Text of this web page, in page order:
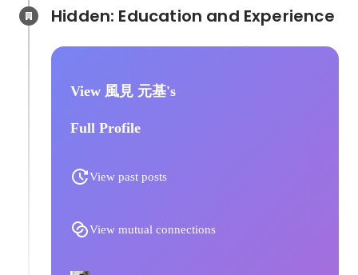
View 風見 元基's
Full Profile
View past posts
View mutual connections